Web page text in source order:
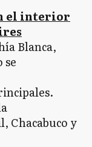
el interior
Blanca,
se
Chacabuco y